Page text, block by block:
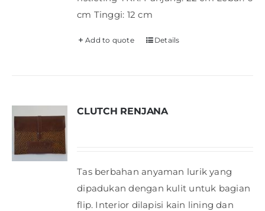
cm Tinggi: 12 cm
Add to quote Details
CLUTCH RENJANA
Tas berbahan anyaman lurik yang
dipadukan dengan kulit untuk bagian
flip. Interior dilapisi kain lining dan